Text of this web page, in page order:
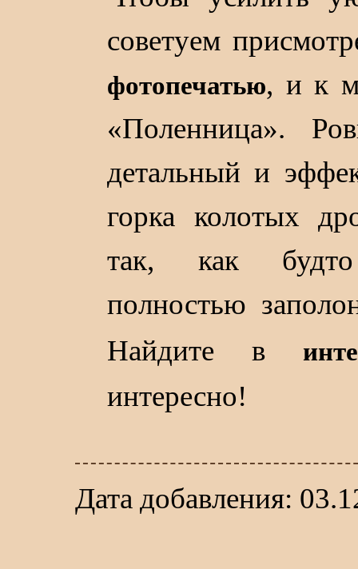
советуем
фотопечатью, и к
«Поленница».
детальный и
горка колотых
так, как
полностью
Найдите в
интересно!
Дата добавления: